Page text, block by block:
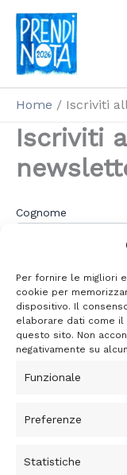
Per fornire le migliori
cookie per
dispositivo. Il
elaborare dati come il
questo sito. Non
negativamente su
Funzionale
Preferenze
Statistiche
contenuto
Home Iscriviti
Iscriviti
Cognome
Nome
Indirizzo email: